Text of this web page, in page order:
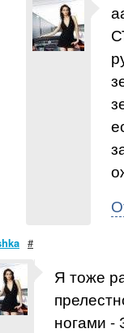
#
Я тоже
ногами -